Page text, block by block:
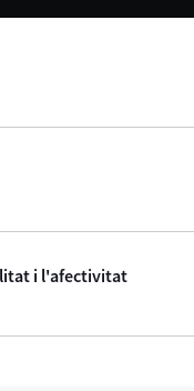
i l'afectivitat